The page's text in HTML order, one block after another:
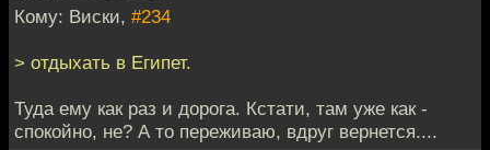
Кому: Виски, #234
> отдыхать в Египет.
Туда ему как раз и дорога. Кстати, там уже как -
спокойно, не? А то переживаю, вдруг вернется....